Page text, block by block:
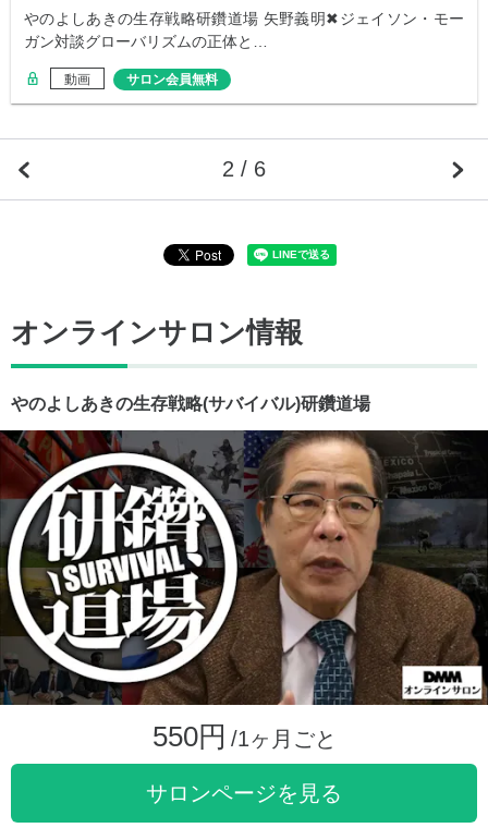
やのよしあきの生存戦略研鑽道場 矢野義明✖︎ジェイソン・モー
ガン対談グローバリズムの正体と…
動画 サロン会員無料
2 / 6
オンラインサロン情報
やのよしあきの生存戦略(サバイバル)研鑽道場
550円 /1ヶ月ごと
サロンページを見る